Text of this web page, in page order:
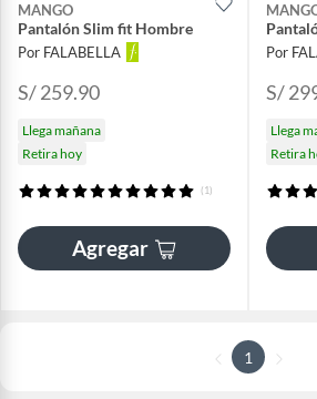
MANGO
Pantalón Slim fit Hombre
Por FALABELLA
S/ 259.90
Llega mañana
Retira hoy
(1)
Agregar
Por
S/
Llega
Retira
1